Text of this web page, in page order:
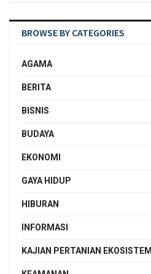
BROWSE BY CATEGORIES
AGAMA
BERITA
BISNIS
BUDAYA
EKONOMI
GAYA HIDUP
HIBURAN
INFORMASI
KAJIAN PERTANIAN EKOSISTEM